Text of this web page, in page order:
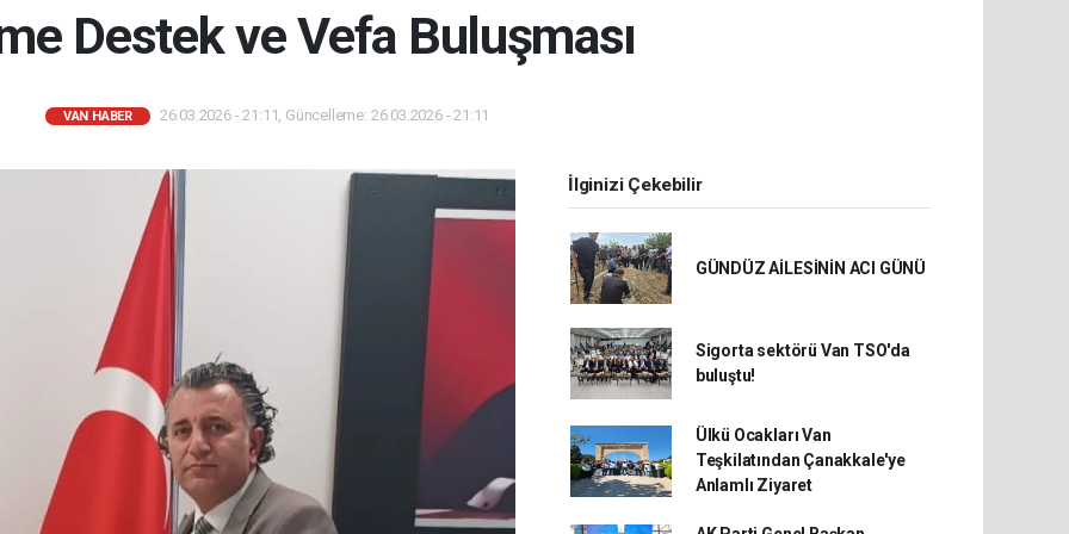
Destek ve Vefa Buluşması
VAN HABER 26.03.2026 - 21:11, Güncelleme: 26.03.2026 - 21:11
İlginizi Çekebilir
GÜNDÜZ AİLESİNİN ACI GÜNÜ
Sigorta sektörü Van TSO'da
buluştu!
Ülkü Ocakları Van
Teşkilatından Çanakkale'ye
Anlamlı Ziyaret